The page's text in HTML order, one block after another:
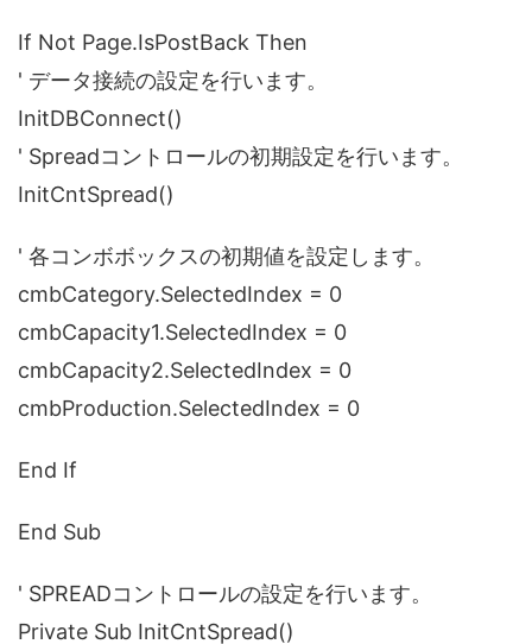
If Not Page.IsPostBack Then
' データ接続の設定を行います。
InitDBConnect()
' Spreadコントロールの初期設定を行います。
InitCntSpread()
' 各コンボボックスの初期値を設定します。
cmbCategory.SelectedIndex = 0
cmbCapacity1.SelectedIndex = 0
cmbCapacity2.SelectedIndex = 0
cmbProduction.SelectedIndex = 0
End If
End Sub
' SPREADコントロールの設定を行います。
Private Sub InitCntSpread()